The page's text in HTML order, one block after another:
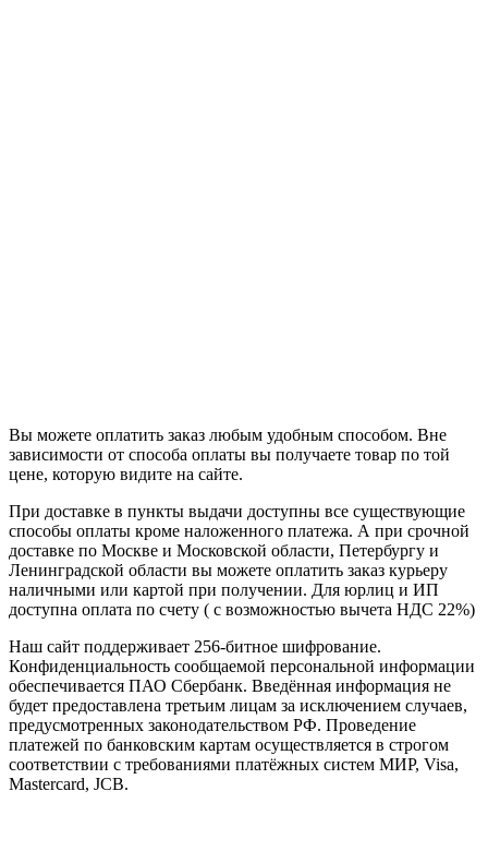
Вы можете оплатить заказ любым удобным способом. Вне
зависимости от способа оплаты вы получаете товар по той
цене, которую видите на сайте.
При доставке в пункты выдачи доступны все существующие
способы оплаты кроме наложенного платежа. А при срочной
доставке по Москве и Московской области, Петербургу и
Ленинградской области вы можете оплатить заказ курьеру
наличными или картой при получении. Для юрлиц и ИП
доступна оплата по счету ( с возможностью вычета НДС 22%)
Наш сайт поддерживает 256-битное шифрование.
Конфиденциальность сообщаемой персональной информации
обеспечивается ПАО Сбербанк. Введённая информация не
будет предоставлена третьим лицам за исключением случаев,
предусмотренных законодательством РФ. Проведение
платежей по банковским картам осуществляется в строгом
соответствии с требованиями платёжных систем МИР, Visa,
Masterсard, JCB.